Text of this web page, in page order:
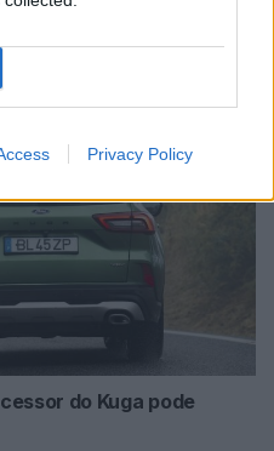
Privacy Policy
do Kuga pode